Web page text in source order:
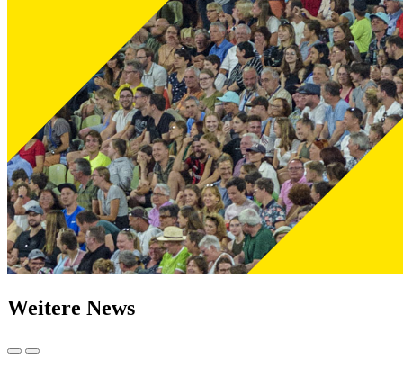
Weitere News